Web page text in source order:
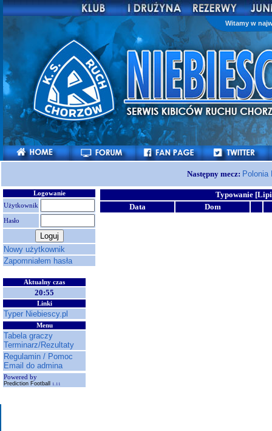
Witamy w
Następny mecz:
Logowanie
Użytkownik
Hasło
Nowy użytkownik
Zapomniałem hasła
Aktualny czas
20:55
Linki
Typer Niebiescy.pl
Menu
Tabela graczy
Terminarz/Rezultaty
Regulamin / Pomoc
Email do admina
Powered by
Prediction Football 1.11
Typowanie
Data
Dom